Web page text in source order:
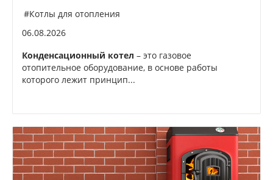
#Котлы для отопления
06.08.2026
Конденсационный котел – это газовое
отопительное оборудование, в основе работы
которого лежит принцип...